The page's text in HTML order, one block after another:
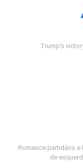
Trump's
Romance partidário e
de